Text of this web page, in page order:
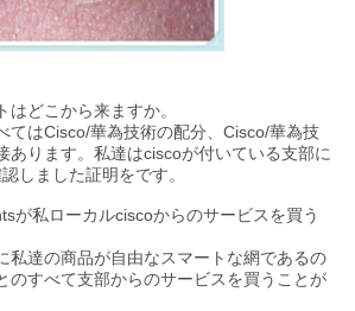
はどこから来ますか。
てはCisco/華為技術の配分、Cisco/華為技
あります。私達はciscoが付いている支部に
しました証明をです。
が私ローカルciscoからのサービスを買う
私達の商品が自由なスマートな網であるの
のすべて支部からのサービスを買うことが